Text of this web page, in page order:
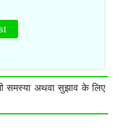
समस्या अथवा सुझाव के लिए